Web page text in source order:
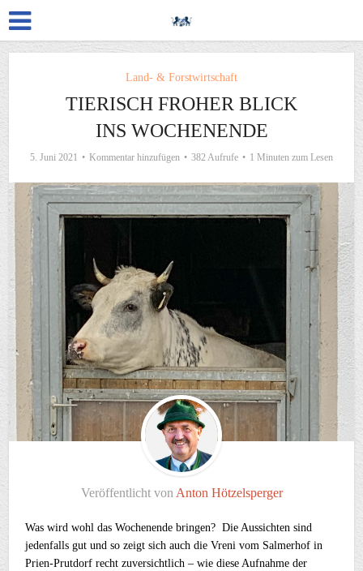
Land- & Forstwirtschaft
TIERISCH FROHER BLICK
INS WOCHENENDE
5. Juni 2021 Kommentar hinzufügen 382 Aufrufe 1 Minuten zum Lesen
Veröffentlicht von Anton Hötzelsperger
Was wird wohl das Wochenende bringen? Die Aussichten sind
jedenfalls gut und so zeigt sich auch die Vreni vom Salmerhof in
Prien-Prutdorf recht zuversichtlich – wie diese Aufnahme der